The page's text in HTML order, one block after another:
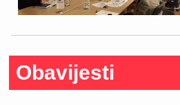
Obavijesti